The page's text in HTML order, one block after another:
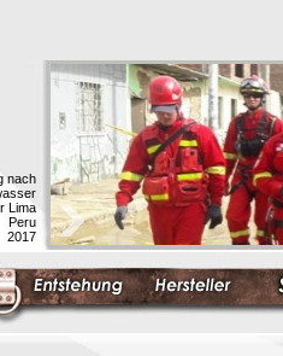
nach
Lima
Peru
2017